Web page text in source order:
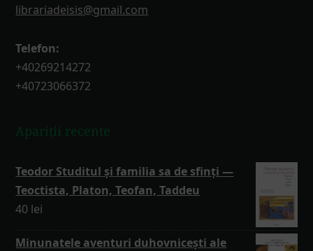
librariadeisis@gmail.com
Telefon:
+40269214272
+40723066372
Apariții recente
Teodor Studitul și familia sa de sfinți —
Teoctista, Platon, Teofan, Taddeu
40 lei
Minunatele aventuri duhovnicești ale